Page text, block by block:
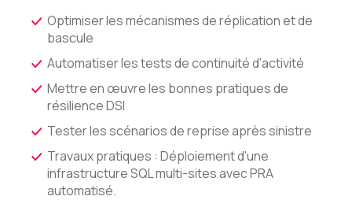
Optimiser les mécanismes de réplication et de
bascule
Automatiser les tests de continuité d'activité
Mettre en œuvre les bonnes pratiques de
résilience DSI
Tester les scénarios de reprise après sinistre
Travaux pratiques : Déploiement d'une
infrastructure SQL multi-sites avec PRA
automatisé.